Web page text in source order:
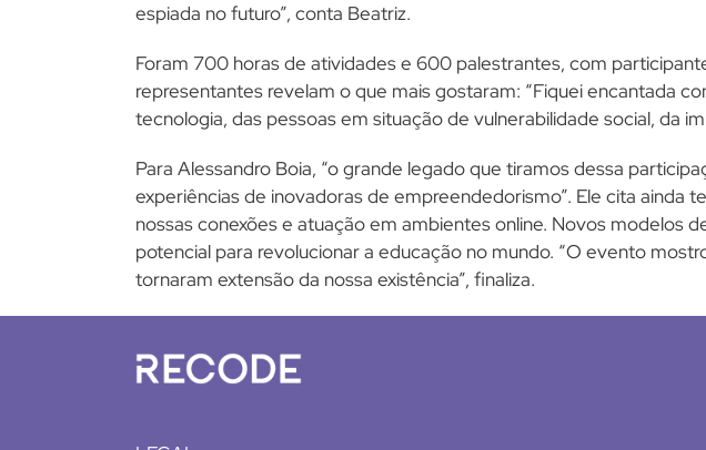
espiada no futuro”, conta Beatriz.
Foram 700 horas de atividades e 600 palestrantes, com
representantes revelam o que mais gostaram: “Fiquei encantada
tecnologia, das pessoas em situação de vulnerabilidade social, da
Para Alessandro Boia, “o grande legado que tiramos dessa
experiências de inovadoras de empreendedorismo”. Ele cita ainda
nossas conexões e atuação em ambientes online. Novos
potencial para revolucionar a educação no mundo. “O evento
tornaram extensão da nossa existência”, finaliza.